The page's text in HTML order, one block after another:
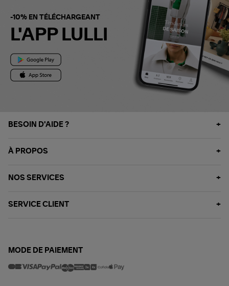
-10% EN TÉLÉCHARGEANT
L'APP LULLI
BESOIN D'AIDE ?
À PROPOS
NOS SERVICES
SERVICE CLIENT
MODE DE PAIEMENT